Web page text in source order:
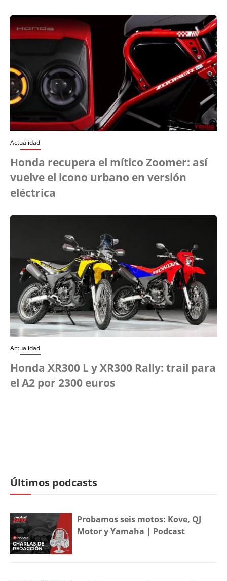
Actualidad
Honda recupera el mítico Zoomer: así
vuelve el icono urbano en versión
eléctrica
Actualidad
Honda XR300 L y XR300 Rally: trail para
el A2 por 2300 euros
Últimos podcasts
Probamos seis motos: Kove, QJ
Motor y Yamaha | Podcast